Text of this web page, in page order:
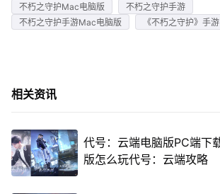
不朽之守护Mac电脑版
不朽之守护手游
不朽之守护手游Mac电脑版
《不朽之守护》手游
相关资讯
代号：云端电脑版PC端下
版怎么玩代号：云端攻略